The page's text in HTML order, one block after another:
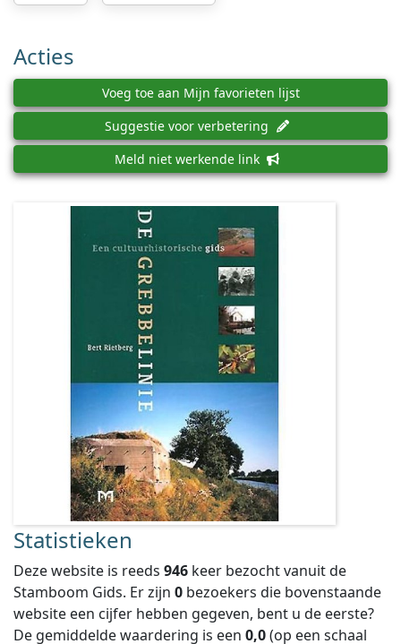
Acties
Voeg toe aan Mijn favorieten lijst
Suggestie voor verbetering
Meld niet werkende link
Statistieken
Deze website is reeds 946 keer bezocht vanuit de
Stamboom Gids. Er zijn 0 bezoekers die bovenstaande
website een cijfer hebben gegeven, bent u de eerste?
De gemiddelde waardering is een 0,0(op een schaal